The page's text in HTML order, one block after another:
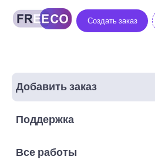
Создать заказ
Добавить заказ
Поддержка
Все работы